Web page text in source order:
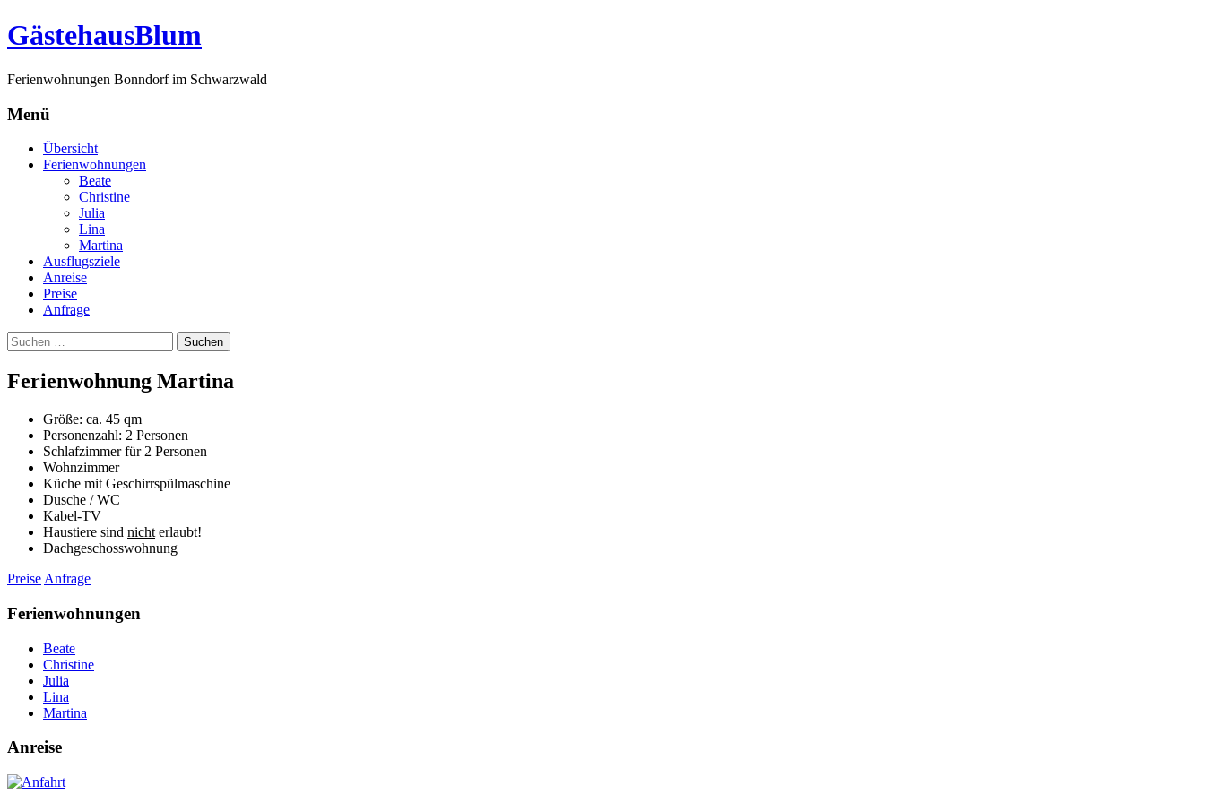
GästehausBlum
Ferienwohnungen Bonndorf im Schwarzwald
Menü
Zum
Inhalt
Übersicht
Ferienwohnungen
Beate
Christine
Julia
Lina
Martina
Ausflugsziele
Anreise
Preise
Anfrage
Suchen
nach:
Ferienwohnung Martina
Größe: ca. 45 qm
Personenzahl: 2 Personen
Schlafzimmer für 2 Personen
Wohnzimmer
Küche mit Geschirrspülmaschine
Dusche / WC
Kabel-TV
Haustiere sind nicht erlaubt!
Dachgeschosswohnung
Preise Anfrage
Ferienwohnungen
Beate
Christine
Julia
Lina
Martina
Anreise